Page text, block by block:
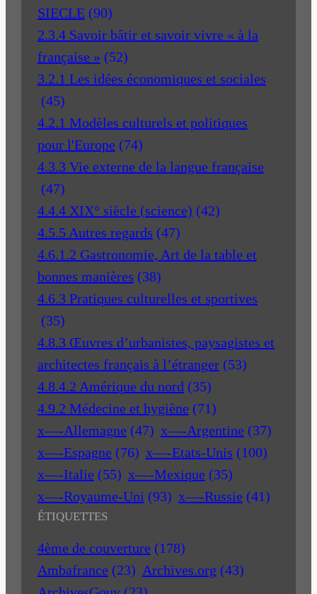
SIECLE (90)
2.3.4 Savoir bâtir et savoir vivre « à la
française » (52)
3.2.1 Les idées économiques et sociales
(45)
4.2.1 Modèles culturels et politiques
pour l'Europe (74)
4.3.3 Vie externe de la langue française
(47)
4.4.4 XIX° siècle (science) (42)
4.5.5 Autres regards (47)
4.6.1.2 Gastronomie, Art de la table et
bonnes manières (38)
4.6.3 Pratiques culturelles et sportives
(35)
4.8.3 Œuvres d’urbanistes, paysagistes et
architectes français à l’étranger (53)
4.8.4.2 Amérique du nord (35)
4.9.2 Médecine et hygiène (71)
x—-Allemagne (47) x—-Argentine (37)
x—-Espagne (76) x—-Etats-Unis (100)
x—-Italie (55) x—-Mexique (35)
x—-Royaume-Uni (93) x—-Russie (41)
ÉTIQUETTES
4ème de couverture (178)
Ambafrance (23) Archives.org (43)